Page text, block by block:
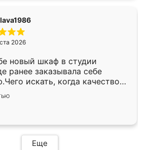
2026
новый шкаф в студии
ранее заказывала себе
искать, когда качеством
Служит кухня уже почти
нет.
Еще